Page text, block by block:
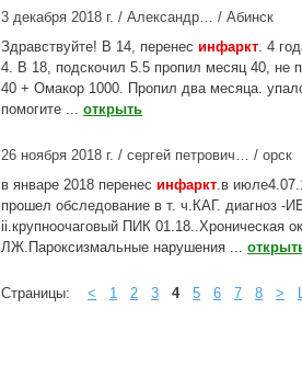
3 декабря 2018 г. / Александр… / Абинск
Здравствуйте! В 14, перенес инфаркт. 4
4. В 18, подскочил 5.5 пропил месяц 40, не
40 + Омакор 1000. Пропил два месяца.
помогите ... открыть
26 ноября 2018 г. / сергей петрович… / орск
в январе 2018 перенес инфаркт.в
прошел обследование в т. ч.КАГ. диагноз -
ii.крупноочаговый ПИК 01.18..Хроническая
ЛЖ.Пароксизмальные нарушения ...
Страницы: < 1 2 3 4 5 6 7 8 >